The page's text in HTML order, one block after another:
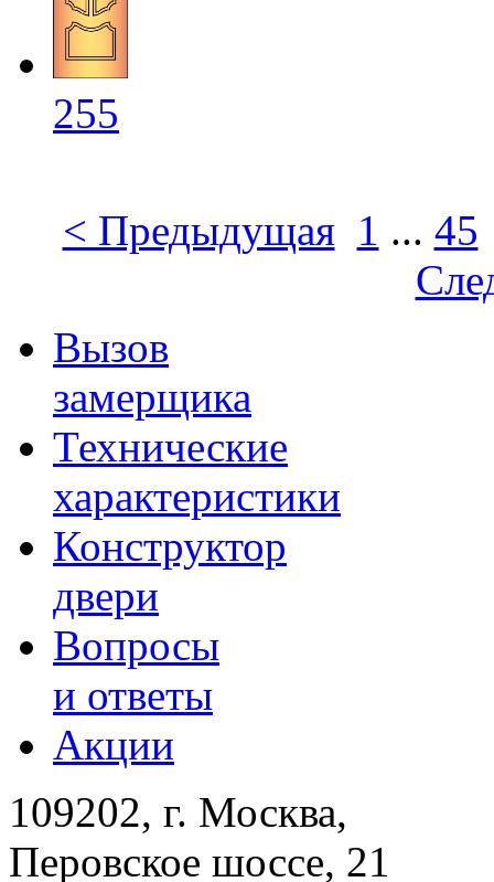
255
< Предыдущая 1 ... 45
Вызов
замерщика
Технические
характеристики
Конструктор
двери
Вопросы
и ответы
Акции
109202, г. Москва,
Перовское шоссе, 21